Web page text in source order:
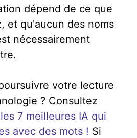
dépend de ce que
et qu'aucun des noms
nécessairement
votre lecture
? Consultez
les 7 meilleures IA qui
avec des mots ! Si